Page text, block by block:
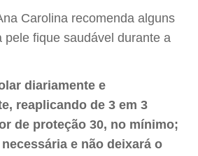
Carolina recomenda alguns
pele fique saudável durante a
diariamente e
reaplicando de 3 em 3
de proteção 30, no mínimo;
e não deixará o